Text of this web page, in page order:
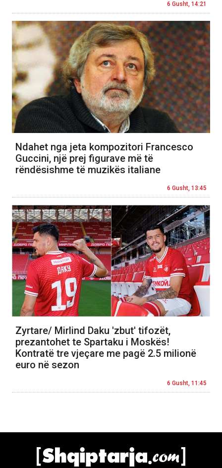
6 Gusht, 14:21
Ndahet nga jeta kompozitori Francesco
Guccini, një prej figurave më të
rëndësishme të muzikës italiane
6 Gusht, 13:45
Zyrtare/ Mirlind Daku 'zbut' tifozët,
prezantohet te Spartaku i Moskës!
Kontratë tre vjeçare me pagë 2.5 milionë
euro në sezon
6 Gusht, 11:45